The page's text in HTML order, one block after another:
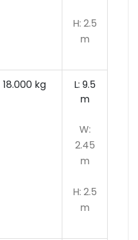
H: 2.5
m
18.000 kg
L: 9.5
m
W:
2.45
m
H: 2.5
m